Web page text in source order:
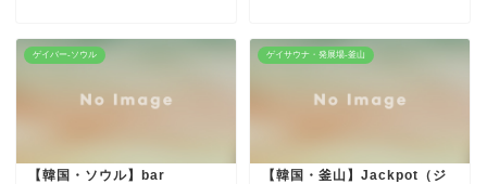
ゲイバー-ソウル
【韓国・ソウル】bar
ゲイサウナ・発展場-釜山
【韓国・釜山】Jackpot（ジ